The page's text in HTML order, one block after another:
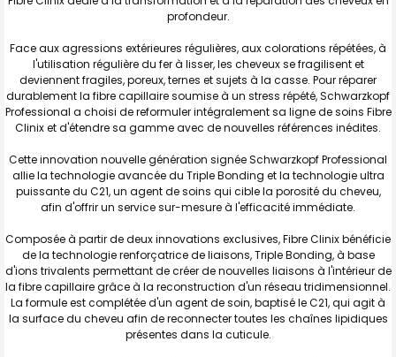
profondeur.
Face aux agressions extérieures régulières, aux colorations répétées, à
l'utilisation régulière du fer à lisser, les cheveux se fragilisent et
deviennent fragiles, poreux, ternes et sujets à la casse. Pour réparer
durablement la fibre capillaire soumise à un stress répété, Schwarzkopf
Professional a choisi de reformuler intégralement sa ligne de soins Fibre
Clinix et d'étendre sa gamme avec de nouvelles références inédites.
Cette innovation nouvelle génération signée Schwarzkopf Professional
allie la technologie avancée du Triple Bonding et la technologie ultra
puissante du C21, un agent de soins qui cible la porosité du cheveu,
afin d'offrir un service sur-mesure à l'efficacité immédiate.
Composée à partir de deux innovations exclusives, Fibre Clinix bénéficie
de la technologie renforçatrice de liaisons, Triple Bonding, à base
d'ions trivalents permettant de créer de nouvelles liaisons à l'intérieur de
la fibre capillaire grâce à la reconstruction d'un réseau tridimensionnel.
La formule est complétée d'un agent de soin, baptisé le C21, qui agit à
la surface du cheveu afin de reconnecter toutes les chaînes lipidiques
présentes dans la cuticule.